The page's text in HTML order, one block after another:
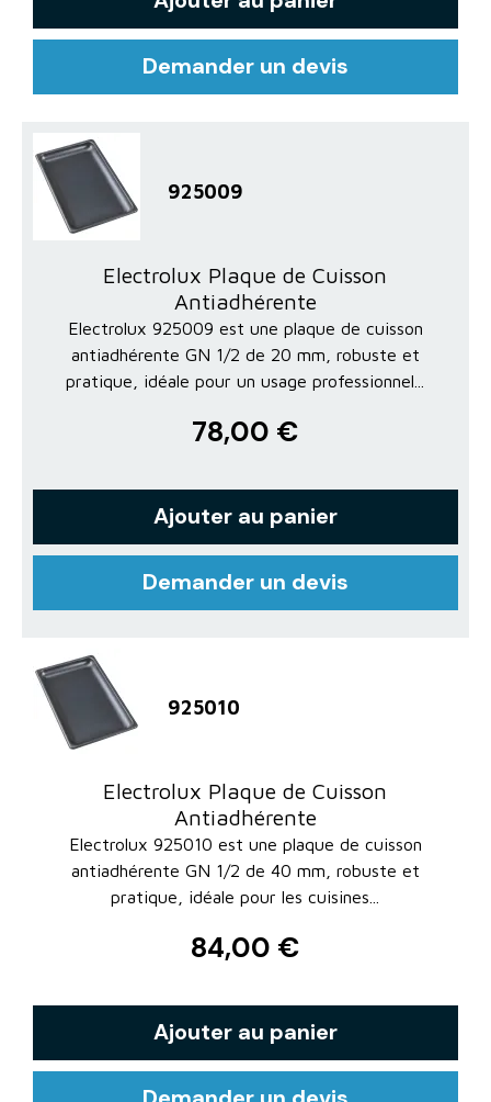
Demander un devis
925009
Electrolux Plaque de Cuisson
Antiadhérente
Electrolux 925009 est une plaque de cuisson
antiadhérente GN 1/2 de 20 mm, robuste et
pratique, idéale pour un usage professionnel...
78,00 €
Ajouter au panier
Demander un devis
925010
Electrolux Plaque de Cuisson
Antiadhérente
Electrolux 925010 est une plaque de cuisson
antiadhérente GN 1/2 de 40 mm, robuste et
pratique, idéale pour les cuisines...
84,00 €
Ajouter au panier